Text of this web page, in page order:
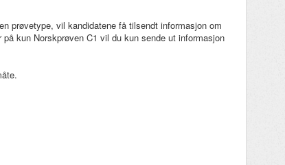
prøvetype, vil kandidatene få tilsendt informasjon om
kun Norskprøven C1 vil du kun sende ut informasjon